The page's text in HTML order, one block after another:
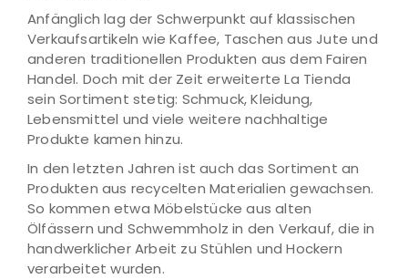
Anfänglich lag der Schwerpunkt auf klassischen
Verkaufsartikeln wie Kaffee, Taschen aus Jute und
anderen traditionellen Produkten aus dem Fairen
Handel. Doch mit der Zeit erweiterte La Tienda
sein Sortiment stetig: Schmuck, Kleidung,
Lebensmittel und viele weitere nachhaltige
Produkte kamen hinzu.
In den letzten Jahren ist auch das Sortiment an
Produkten aus recycelten Materialien gewachsen.
So kommen etwa Möbelstücke aus alten
Ölfässern und Schwemmholz in den Verkauf, die in
handwerklicher Arbeit zu Stühlen und Hockern
verarbeitet wurden.